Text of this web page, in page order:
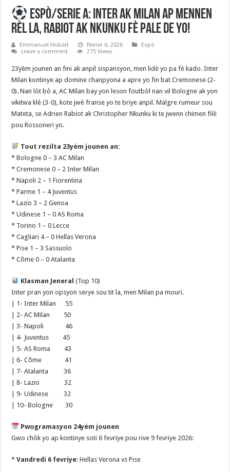
Espò/Serie A: Inter ak Milan ap mennen
rèl la, Rabiot ak Nkunku fè pale de yo!
Emmanuel Hubert février 6, 2026
Espò
Leave a comment
275 Views
23yèm jounen an fini ak anpil sispansyon, men lidè yo pa fè kado. Inter
Milan kontinye ap domine chanpyona a apre yo fin bat Cremonese (2-
0). Nan lòt bò a, AC Milan bay yon leson foutbòl nan vil Bologne ak yon
vikitwa klè (3-0), kote jwè franse yo te briye anpil. Malgre rumeur sou
Mateta, se Adrien Rabiot ak Christopher Nkunku ki te jwenn chimen filè
pou Rossoneri yo.
Tout rezilta 23yèm jounen an:
* Bologne 0 – 3 AC Milan
* Cremonese 0 – 2 Inter Milan
* Napoli 2 – 1 Fiorentina
* Parme 1 – 4 Juventus
* Lazio 3 – 2 Genoa
* Udinese 1 – 0 AS Roma
* Torino 1 – 0 Lecce
* Cagliari 4 – 0 Hellas Verona
* Pise 1 – 3 Sassuolo
* Côme 0 – 0 Atalanta
Klasman Jeneral (Top 10)
Inter pran yon opsyon serye sou tit la, men Milan pa mouri.
| 1- Inter Milan 55
| 2- AC Milan 50
| 3- Napoli 46
| 4- Juventus 45
| 5- AS Roma 43
| 6- Côme 41
| 7- Atalanta 36
| 8- Lazio 32
| 9- Udinese 32
| 10- Bologne 30
Pwogramasyon 24yèm jounen
Gwo chòk yo ap kontinye soti 6 fevriye pou rive 9 fevriye 2026:
*Vandredi 6 fevriye: Hellas Verona vs Pise